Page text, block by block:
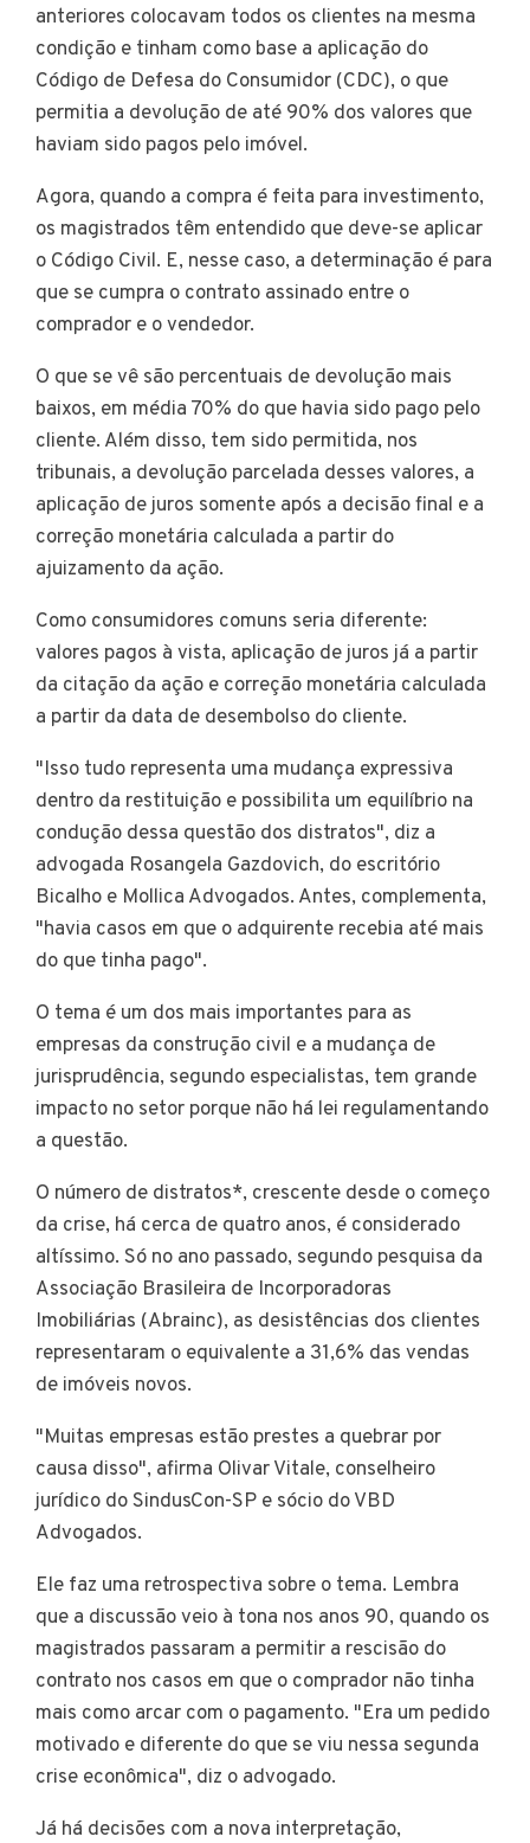
anteriores colocavam todos os clientes na mesma
condição e tinham como base a aplicação do
Código de Defesa do Consumidor (CDC), o que
permitia a devolução de até 90% dos valores que
haviam sido pagos pelo imóvel.
Agora, quando a compra é feita para investimento,
os magistrados têm entendido que deve-se aplicar
o Código Civil. E, nesse caso, a determinação é para
que se cumpra o contrato assinado entre o
comprador e o vendedor.
O que se vê são percentuais de devolução mais
baixos, em média 70% do que havia sido pago pelo
cliente. Além disso, tem sido permitida, nos
tribunais, a devolução parcelada desses valores, a
aplicação de juros somente após a decisão final e a
correção monetária calculada a partir do
ajuizamento da ação.
Como consumidores comuns seria diferente:
valores pagos à vista, aplicação de juros já a partir
da citação da ação e correção monetária calculada
a partir da data de desembolso do cliente.
"Isso tudo representa uma mudança expressiva
dentro da restituição e possibilita um equilíbrio na
condução dessa questão dos distratos", diz a
advogada Rosangela Gazdovich, do escritório
Bicalho e Mollica Advogados. Antes, complementa,
"havia casos em que o adquirente recebia até mais
do que tinha pago".
O tema é um dos mais importantes para as
empresas da construção civil e a mudança de
jurisprudência, segundo especialistas, tem grande
impacto no setor porque não há lei regulamentando
a questão.
O número de distratos*, crescente desde o começo
da crise, há cerca de quatro anos, é considerado
altíssimo. Só no ano passado, segundo pesquisa da
Associação Brasileira de Incorporadoras
Imobiliárias (Abrainc), as desistências dos clientes
representaram o equivalente a 31,6% das vendas
de imóveis novos.
"Muitas empresas estão prestes a quebrar por
causa disso", afirma Olivar Vitale, conselheiro
jurídico do SindusCon-SP e sócio do VBD
Advogados.
Ele faz uma retrospectiva sobre o tema. Lembra
que a discussão veio à tona nos anos 90, quando os
magistrados passaram a permitir a rescisão do
contrato nos casos em que o comprador não tinha
mais como arcar com o pagamento. "Era um pedido
motivado e diferente do que se viu nessa segunda
crise econômica", diz o advogado.
Já há decisões com a nova interpretação,